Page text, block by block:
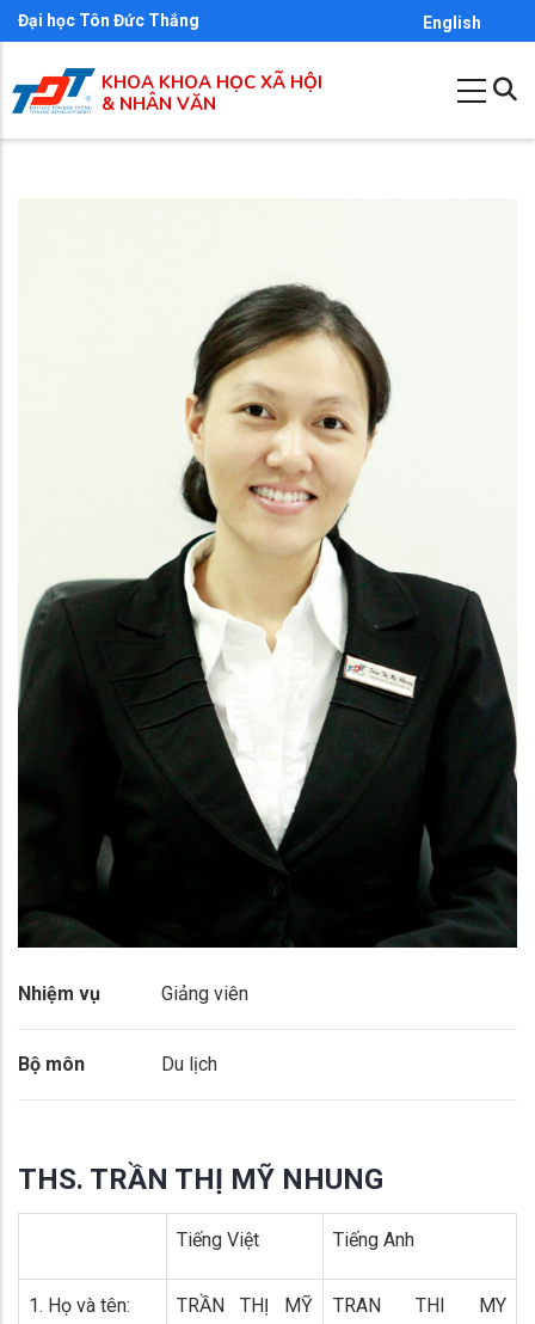
Nhảy
đến
nội
dung
Đại học Tôn Đức Thắng English
KHOA KHOA HỌC XÃ HỘI
& NHÂN VĂN
Nhiệm vụ Giảng viên
Bộ môn Du lịch
THS. TRẦN THỊ MỸ NHUNG
Tiếng Việt Tiếng Anh
1. Họ và tên:
TRẦN THỊ MỸ
TRAN THI MY